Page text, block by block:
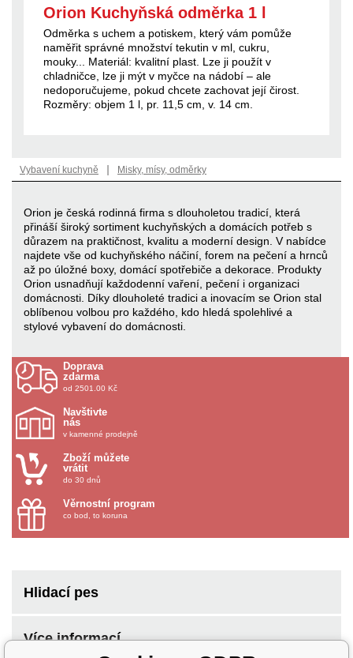
Orion Kuchyňská odměrka 1 l
Odměrka s uchem a potiskem, který vám pomůže
naměřit správné množství tekutin v ml, cukru,
mouky... Materiál: kvalitní plast. Lze ji použít v
chladničce, lze ji mýt v myčce na nádobí – ale
nedoporučujeme, pokud chcete zachovat její čirost.
Rozměry: objem 1 l, pr. 11,5 cm, v. 14 cm.
Vybavení kuchyně | Misky, mísy, odměrky
Orion je česká rodinná firma s dlouholetou tradicí, která
přináší široký sortiment kuchyňských a domácích potřeb s
důrazem na praktičnost, kvalitu a moderní design. V nabídce
najdete vše od kuchyňského náčiní, forem na pečení a hrnců
až po úložné boxy, domácí spotřebiče a dekorace. Produkty
Orion usnadňují každodenní vaření, pečení i organizaci
domácnosti. Díky dlouholeté tradici a inovacím se Orion stal
oblíbenou volbou pro každého, kdo hledá spolehlivé a
stylové vybavení do domácnosti.
Doprava
zdarma
od 2501.00 Kč
Navštivte
nás
v kamenné prodejně
Zboží můžete
vrátit
do 30 dnů
Věrnostní program
co bod, to koruna
Hlidací pes
Více informací